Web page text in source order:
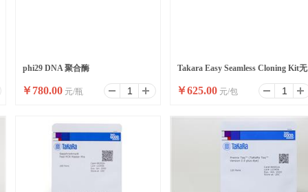
phi29 DNA 聚合酶
￥780.00 元/瓶
Takara Easy Seamless Cloning Kit无
缝克隆
￥625.00 元/包